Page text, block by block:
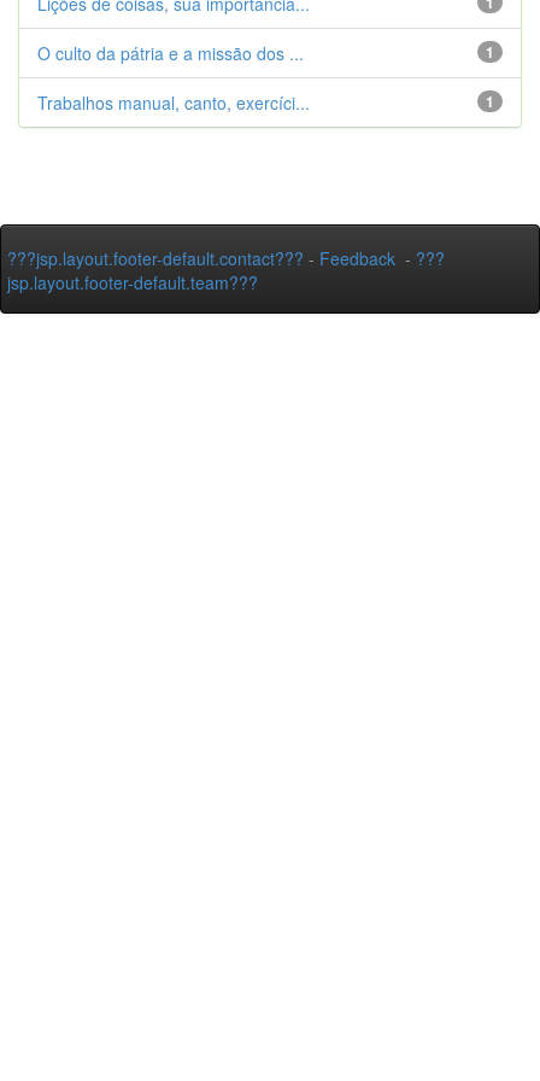
1
O culto da pátria e a missão dos ...
1
Trabalhos manual, canto, exercíci...
???jsp.layout.footer-default.contact??? - Feedback - ???
jsp.layout.footer-default.team???